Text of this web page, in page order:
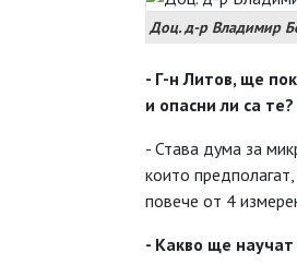
Доц. д-р Владимир
- Г-н Литов, ще
и опасни ли са те?
- Става дума за
които
повече от 4
- Какво ще